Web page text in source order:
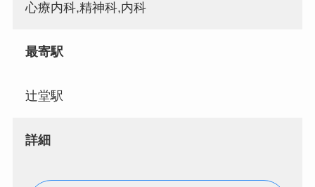
心療内科,精神科,内科
最寄駅
辻堂駅
詳細